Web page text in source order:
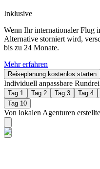
Inklusive
Wenn Ihr internationaler Flug
Alternative storniert wird,
bis zu 24 Monate.
Mehr erfahren
Reiseplanung kostenlos starten
Individuell anpassbare
Tag 1 Tag 2 Tag 3 Tag 4
Tag 10
Von lokalen Agenturen